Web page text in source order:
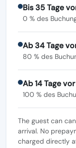
Bis 35 Tage
0 % des
Ab 34 Tage
80 % des
Ab 14 Tage
100 % des
The guest can
arrival. No
charged directly